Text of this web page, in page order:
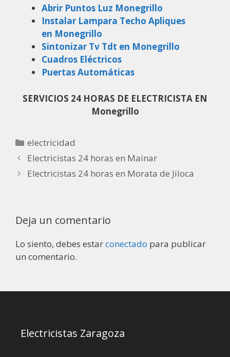
Abrir Puntos Luz Monegrillo
Instalar Lampara Techo Apliques
en Monegrillo
Sintonizar Tv Tdt en Monegrillo
Cuadros Eléctricos
Puertas Automáticas
SERVICIOS 24 HORAS DE ELECTRICISTA EN
Monegrillo
electricidad
Electricistas 24 horas en Mainar
Electricistas 24 horas en Morata de Jiloca
Deja un comentario
Lo siento, debes estarconectado para publicar
un comentario.
Electricistas Zaragoza